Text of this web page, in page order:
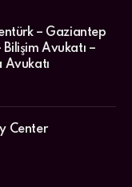
– Gaziantep
Avukatı –
Avukatı
Center